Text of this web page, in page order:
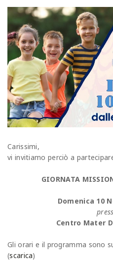
Carissimi,
vi invitiamo perciò a
GIORNATA
Domenica 10
Centro Mater
Gli orari e il programma sono
(scarica)